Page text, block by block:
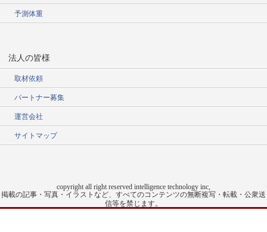
予測体重
法人の皆様
取材依頼
パートナー募集
運営会社
サイトマップ
copyright all right reserved intelligence technology inc,
掲載の記事・写真・イラストなど、すべてのコンテンツの無断複写・転載・公衆送
信等を禁じます。